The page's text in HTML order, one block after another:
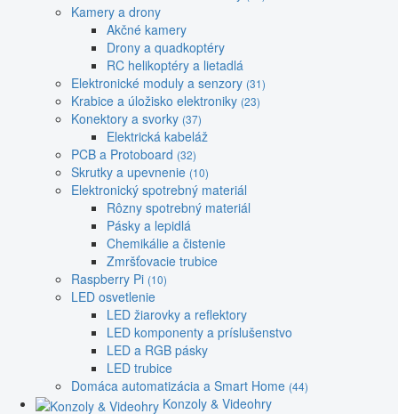
Kamery a drony
Akčné kamery
Drony a quadkoptéry
RC helikoptéry a lietadlá
Elektronické moduly a senzory (31)
Krabice a úložisko elektroniky (23)
Konektory a svorky (37)
Elektrická kabeláž
PCB a Protoboard (32)
Skrutky a upevnenie (10)
Elektronický spotrebný materiál
Rôzny spotrebný materiál
Pásky a lepidlá
Chemikálie a čistenie
Zmršťovacie trubice
Raspberry Pi (10)
LED osvetlenie
LED žiarovky a reflektory
LED komponenty a príslušenstvo
LED a RGB pásky
LED trubice
Domáca automatizácia a Smart Home (44)
Konzoly & Videohry